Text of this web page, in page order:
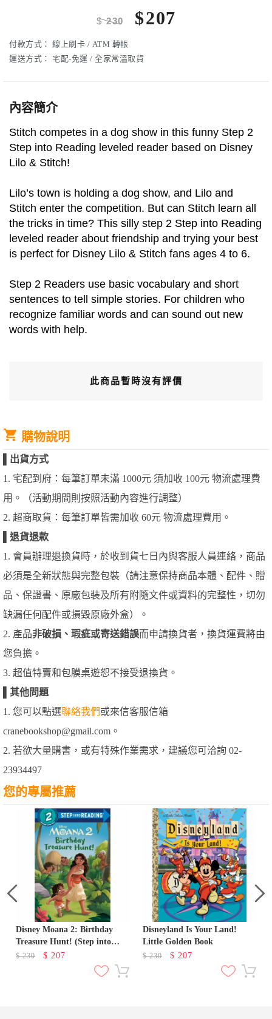
$230 $207
付款方式： 線上刷卡 / ATM 轉帳
運送方式：
宅配-免運 / 全家常溫取貨
內容簡介
Stitch competes in a dog show in this funny Step 2
Step into Reading leveled reader based on Disney
Lilo & Stitch!
Lilo’s town is holding a dog show, and Lilo and
Stitch enter the competition. But can Stitch learn all
the tricks in time? This silly step 2 Step into Reading
leveled reader about friendship and trying your best
is perfect for Disney Lilo & Stitch fans ages 4 to 6.
Step 2 Readers use basic vocabulary and short
sentences to tell simple stories. For children who
recognize familiar words and can sound out new
words with help.
此商品暫時沒有評價
購物說明
出貨方式
1. 宅配到府：每筆訂單未滿 1000元 須加收 100元 物流處理費
用。（活動期間則按照活動內容進行調整）
2. 超商取貨：每筆訂單皆需加收 60元 物流處理費用。
退貨退款
1. 會員辦理退換貨時，於收到貨七日內與客服人員連絡，商品
必須是全新狀態與完整包裝（請注意保持商品本體、配件、贈
品、保證書、原廠包裝及所有附隨文件或資料的完整性，切勿
缺漏任何配件或損毀原廠外盒）。
2. 產品非破損、瑕疵或寄送錯誤而申請換貨者，換貨運費將由
您負擔。
3. 超值特賣和包膜桌遊恕不接受退換貨。
其他問題
1. 您可以點選聯絡我們或來信客服信箱
cranebookshop@gmail.com。
2. 若欲大量購書，或有特殊作業需求，建議您可洽詢 02-
23934497
您的專屬推薦
Disney Moana 2: Birthday
Treasure Hunt! (Step into
Reading 2)
$230 $ 207
Disneyland Is Your Land!
Little Golden Book
$230 $ 207